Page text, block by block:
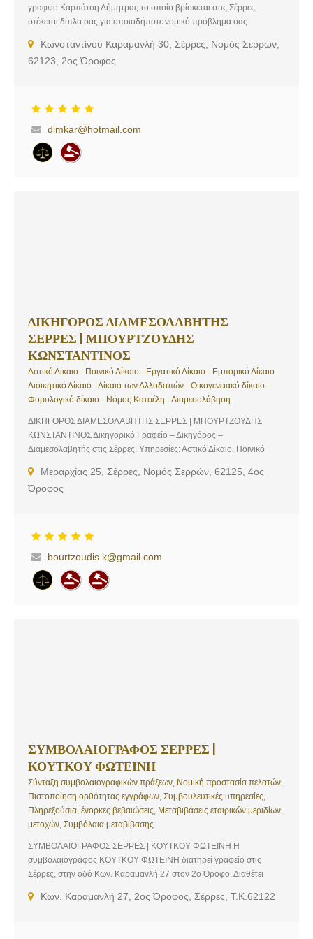
γραφείο Καρπάτση Δήμητρας το οποίο βρίσκεται στις Σέρρες
στέκεται δίπλα σας για οποιοδήποτε νομικό πρόβλημα σας
τον ταχύτερο, ουσιαστικότερο και αποτελεσματικότερο τρόπο. Γι’
αυτό ο χειρισμός της κάθε υπόθεσης γίνεται με εξαιρετικά ενδελεχή
Κληρονομικό Δίκαιο, Εμπορικό Δίκαιο, Εργατικό Δίκαιο, Δίκαιο
Ποινικό Δίκαιο
Κωνσταντίνου Καραμανλή 30, Σέρρες, Νομός Σερρών,
62123, 2ος Όροφος
dimkar@hotmail.com
ΔΙΚΗΓΟΡΟΣ ΔΙΑΜΕΣΟΛΑΒΗΤΗΣ
ΣΕΡΡΕΣ | ΜΠΟΥΡΤΖΟΥΔΗΣ
ΚΩΝΣΤΑΝΤΙΝΟΣ
Αστικό Δίκαιο - Ποινικό Δίκαιο - Εργατικό Δίκαιο - Εμπορικό Δίκαιο -
Διοικητικό Δίκαιο - Δίκαιο των Αλλοδαπών - Οικογενειακό δίκαιο -
Φορολογικό δίκαιο - Νόμος Κατσέλη - Διαμεσολάβηση
ΔΙΚΗΓΟΡΟΣ ΔΙΑΜΕΣΟΛΑΒΗΤΗΣ ΣΕΡΡΕΣ | ΜΠΟΥΡΤΖΟΥΔΗΣ
ΚΩΝΣΤΑΝΤΙΝΟΣ Δικηγορικό Γραφείο – Δικηγόρος –
Διαμεσολαβητής στις Σέρρες. Υπηρεσίες: Αστικό Δίκαιο, Ποινικό
των Αλλοδαπών, Οικογενειακό δίκαιο, Φορολογικό δίκαιο, Νόμος
Κατσέλη, Διαμεσολάβηση
Μεραρχίας 25, Σέρρες, Νομός Σερρών, 62125, 4ος
Όροφος
bourtzoudis.k@gmail.com
ΣΥΜΒΟΛΑΙΟΓΡΑΦΟΣ ΣΕΡΡΕΣ |
ΚΟΥΤΚΟΥ ΦΩΤΕΙΝΗ
Σύνταξη συμβολαιογραφικών πράξεων, Νομική προστασία πελατών,
Πιστοποίηση ορθότητας εγγράφων, Συμβουλευτικές υπηρεσίες,
Πληρεξούσια, ένορκες βεβαιώσεις, Μεταβιβάσεις εταιρικών μεριδίων,
μετοχών, Συμβόλαια μεταβίβασης.
ΣΥΜΒΟΛΑΙΟΓΡΑΦΟΣ ΣΕΡΡΕΣ | ΚΟΥΤΚΟΥ ΦΩΤΕΙΝΗ Η
συμβολαιογράφος ΚΟΥΤΚΟΥ ΦΩΤΕΙΝΗ διατηρεί γραφείο στις
Σέρρες, στην οδό Κων. Καραμανλή 27 στον 2ο Όροφο. Διαθέτει
συμβολαιογραφικές υποθέσεις και παρέχει ολοκληρωμένες
Κων. Καραμανλή 27, 2ος Όροφος, Σέρρες, Τ.Κ.62122